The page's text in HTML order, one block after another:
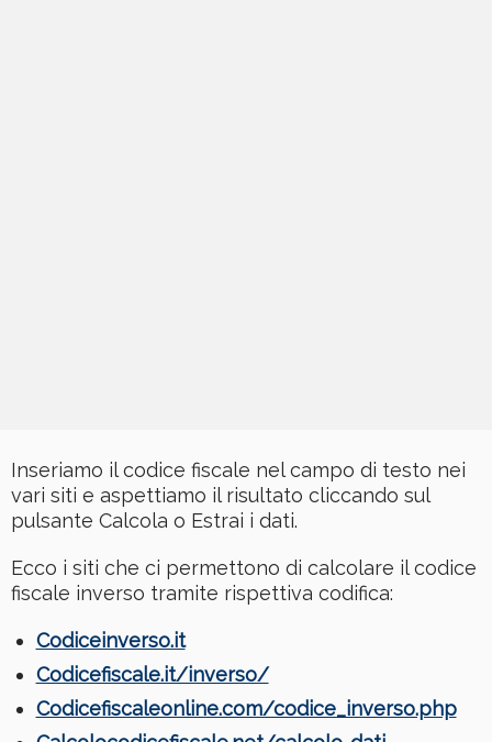
Inseriamo il codice fiscale nel campo di testo nei
vari siti e aspettiamo il risultato cliccando sul
pulsante Calcola o Estrai i dati.
Ecco i siti che ci permettono di calcolare il codice
fiscale inverso tramite rispettiva codifica:
Codiceinverso.it
Codicefiscale.it/inverso/
Codicefiscaleonline.com/codice_inverso.php